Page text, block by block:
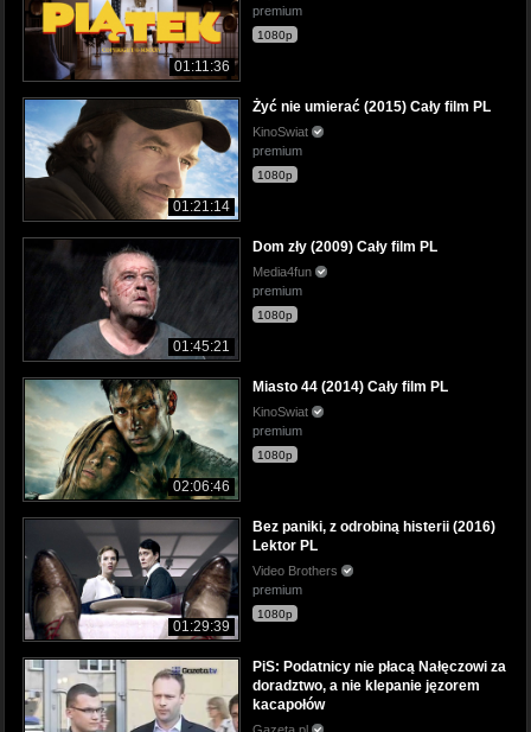
01:11:36
premium
1080p
01:21:14
Żyć nie umierać (2015) Cały film PL
KinoSwiat
premium
1080p
01:45:21
Dom zły (2009) Cały film PL
Media4fun
premium
1080p
02:06:46
Miasto 44 (2014) Cały film PL
KinoSwiat
premium
1080p
01:29:39
Bez paniki, z odrobiną histerii (2016)
Lektor PL
Video Brothers
premium
1080p
PiS: Podatnicy nie płacą Nałęczowi za
doradztwo, a nie klepanie jęzorem
kacapołów